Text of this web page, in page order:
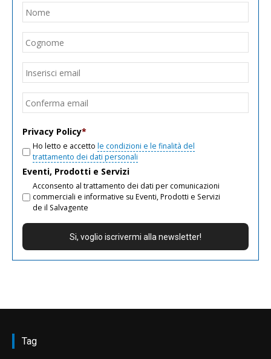
Nome
Email
Privacy Policy*
Ho letto e accetto le condizioni e le finalità del
trattamento dei dati personali
Eventi, Prodotti e Servizi
Acconsento al trattamento dei dati per comunicazioni
commerciali e informative su Eventi, Prodotti e Servizi
de il Salvagente
Tag